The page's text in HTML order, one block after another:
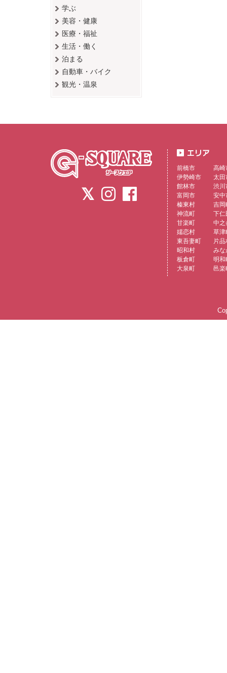
学ぶ
美容・健康
医療・福祉
生活・働く
泊まる
自動車・バイク
観光・温泉
前橋市
高崎
伊勢崎市
太田
館林市
渋川
富岡市
安中
榛東村
吉岡
神流町
下仁
甘楽町
中之
嬬恋村
草津
東吾妻町
片品
昭和村
みな
板倉町
明和
大泉町
邑楽